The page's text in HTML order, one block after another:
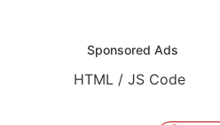
Sponsored Ads
HTML / JS Code